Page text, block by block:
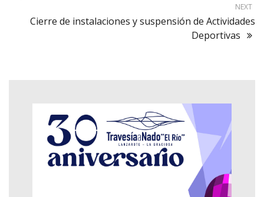
NEXT
Cierre de instalaciones y suspensión de Actividades
Deportivas